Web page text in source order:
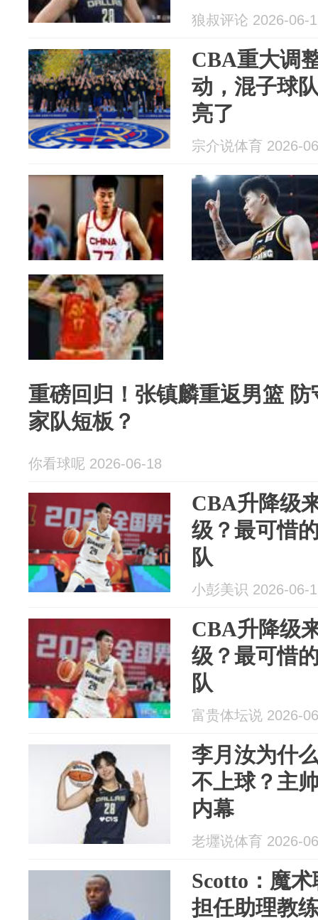
狼叔评论 2026-06-
CBA重大调
动，混子球
亮了
宗介说体育 2026-
重磅回归！张镇麟重返男篮
家队短板？
你看球呢 2026-06-18
CBA升降级
级？最可惜
队
小彭美识 2026-06-
CBA升降级
级？最可惜
队
富贵体坛说 2026-
李月汝为什
不上球？主
内幕
老壥说体育 2026-
Scotto：魔
担任助理教